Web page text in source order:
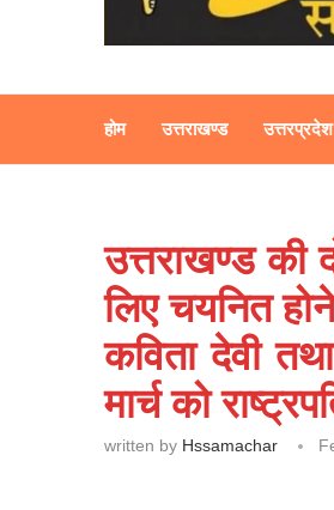
होम उत्तराखण्ड उत्तरप्रदेश
उत्तराखण्ड की
लिए चयनित
कविता देवी
मार्च को
written by Hssamachar